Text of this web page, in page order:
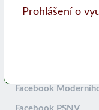
Kontakty
Facebook
Prohlášení o
Funkční cookies
Jsou vyžadovány pro
Analytické cookies
Umožňují nám sbírat data